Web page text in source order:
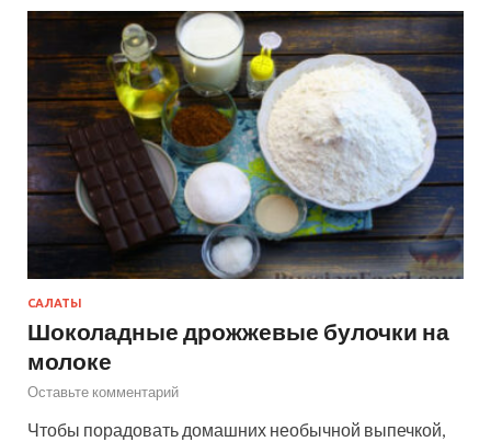
САЛАТЫ
Шоколадные дрожжевые булочки на
молоке
Оставьте комментарий
Чтобы порадовать домашних необычной выпечкой,